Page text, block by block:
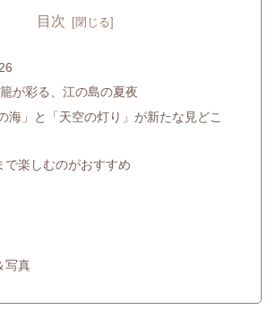
目次
が彩る、江の島の夏夜
海」と「天空の灯り」が新たな見どこ
で楽しむのがおすすめ
写真